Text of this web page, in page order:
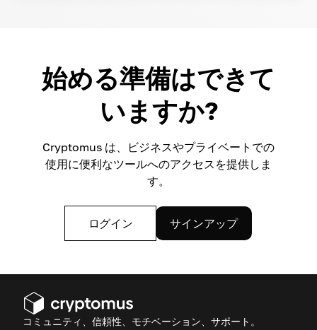
始める準備はできて
いますか?
Cryptomus は、ビジネスやプライベートでの
使用に便利なツールへのアクセスを提供しま
す。
ログイン サインアップ
コミュニティ、信頼性、モチベーション、サポート。